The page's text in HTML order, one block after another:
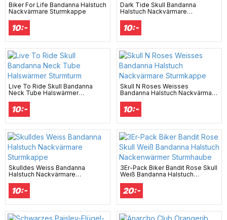
Biker For Life Bandanna Halstuch
Nackvärmare Sturmkappe
10:-
Dark Tide Skull Bandanna
Halstuch Nackvärmare
10:-
Live To Ride Skull Bandanna
Neck Tube Halswärmer
10:-
Skull N Roses Weisses
Bandanna Halstuch Nackvärmare
10:-
Skulldes Weiss Bandanna
Halstuch Nackvärmare
10:-
3Er-Pack Biker Bandit Rose Skull
Weiß Bandanna Halstuch
20:-